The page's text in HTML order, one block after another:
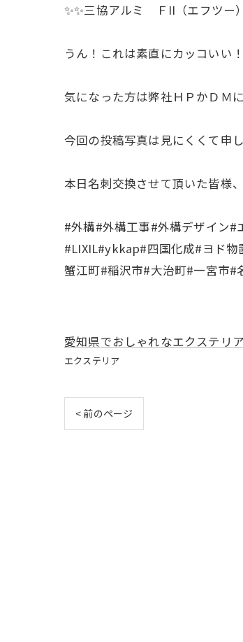
✨✨三協アルミ ＦII（エフツー
うん！これは素直にカッコいい
気になった方は弊社ＨＰかＤＭ
今回の投稿写真は見にくくて申
本日名刺交換させて頂いた皆様
#外構#外構工事#外構デザイン#
#LIXIL#ykkap#四国化成#ヨド
蟹江町#稲沢市#大治町#一宮市#
愛知県でおしゃれなエクステリア
エクステリア
< 前のページ